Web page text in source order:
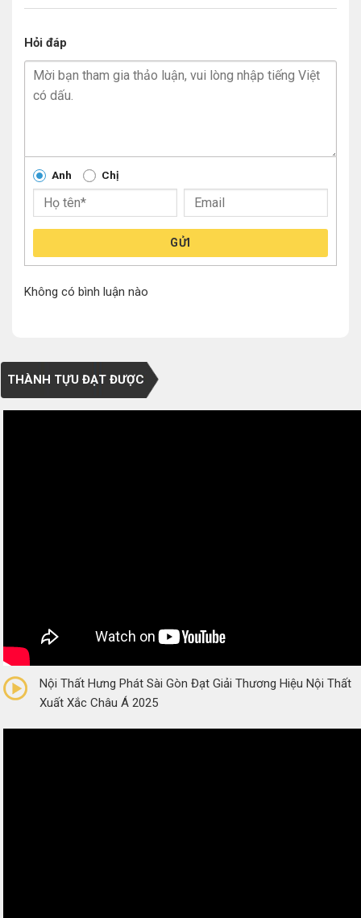
Hỏi đáp
Anh Chị
GỬI
Không có bình luận nào
THÀNH TỰU ĐẠT ĐƯỢC
(0 Reviews)
Nội Thất Hưng Phát Sài Gòn Đạt Giải Thương Hiệu Nội Thất
Xuất Xắc Châu Á 2025